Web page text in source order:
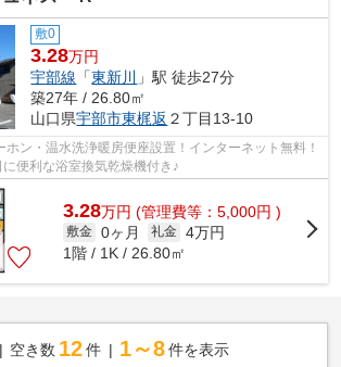
敷0
3.28万円
宇部線 「東新川
」駅 徒歩27分
築27年 / 26.80㎡
山口県宇部市東梶返 ２丁目13-10
ホン・温水洗浄暖房便座設置！インターネット無料！
に便利な浴室換気乾燥機付き♪
3.28万円 (管理費等：5,000円 )
敷金 0ヶ月 礼金 4万円
1階 / 1K / 26.80㎡
空き数 12 件 1～8 件を表示